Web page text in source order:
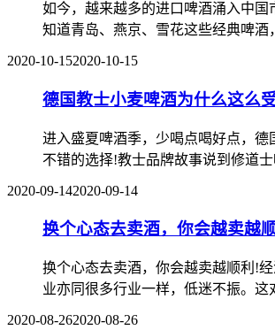
如今，越来越多的进口啤酒涌入中国
知道青岛、燕京、雪花这些经典啤
2020-10-152020-10-15
德国教士小麦啤酒为什么这么
进入盛夏啤酒季，少喝点喝好点，德
不错的选择!教士品牌故事说到修道
2020-09-142020-09-14
换个心态去卖酒，你会越卖越
换个心态去卖酒，你会越卖越顺利!
业亦同很多行业一样，低迷不振。
2020-08-262020-08-26